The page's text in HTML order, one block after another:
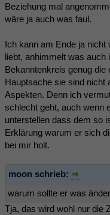
Beziehung mal
wäre ja auch was faul.
Ich kann am Ende ja nicht
liebt, anhimmelt was
Bekanntenkreis genug die
Hauptsache sie sind nicht
Aspekten. Denn ich
schlecht geht, auch wenn
unterstellen dass dem so
Erklärung warum er sich
bei mir holt.
moon schrieb:
warum sollte er was
Tja, das wird wohl nur die